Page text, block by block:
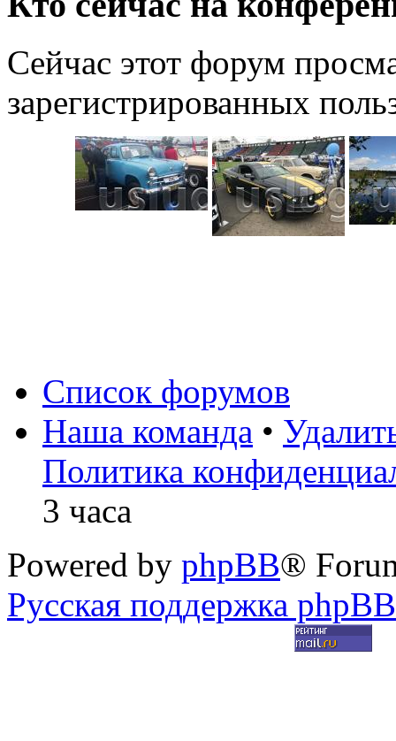
Сейчас этот форум
зарегистрированных
Список форумов
Наша команда •
Политика
3 часа
Powered by phpBB®
Русская поддержка phpBB